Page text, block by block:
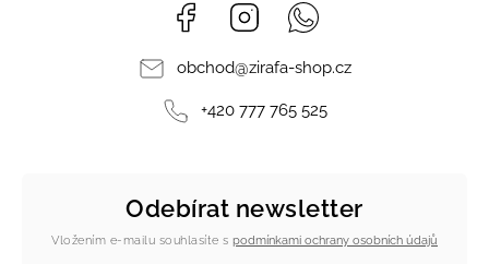
Facebook Instagram
obchod@zirafa-shop.cz
+420 777 765 525
Odebírat newsletter
Vložením e-mailu souhlasíte s podmínkami ochrany osobních údajů